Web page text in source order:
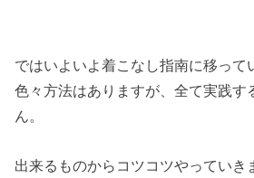
ではいよいよ着こなし指南に移って
色々方法はありますが、全て実践す
ん。
出来るものからコツコツやっていき